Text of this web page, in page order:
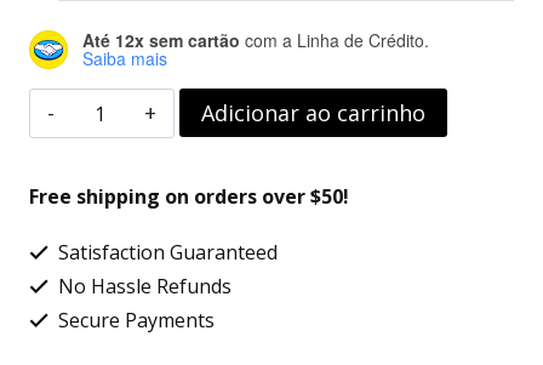
Até 12x sem cartão com a Linha de Crédito.
Saiba mais
Placa
de
Vídeo
GTX1650EX
GDDR6
Adicionar ao carrinho
Free shipping on orders over $50!
Satisfaction Guaranteed
No Hassle Refunds
Secure Payments